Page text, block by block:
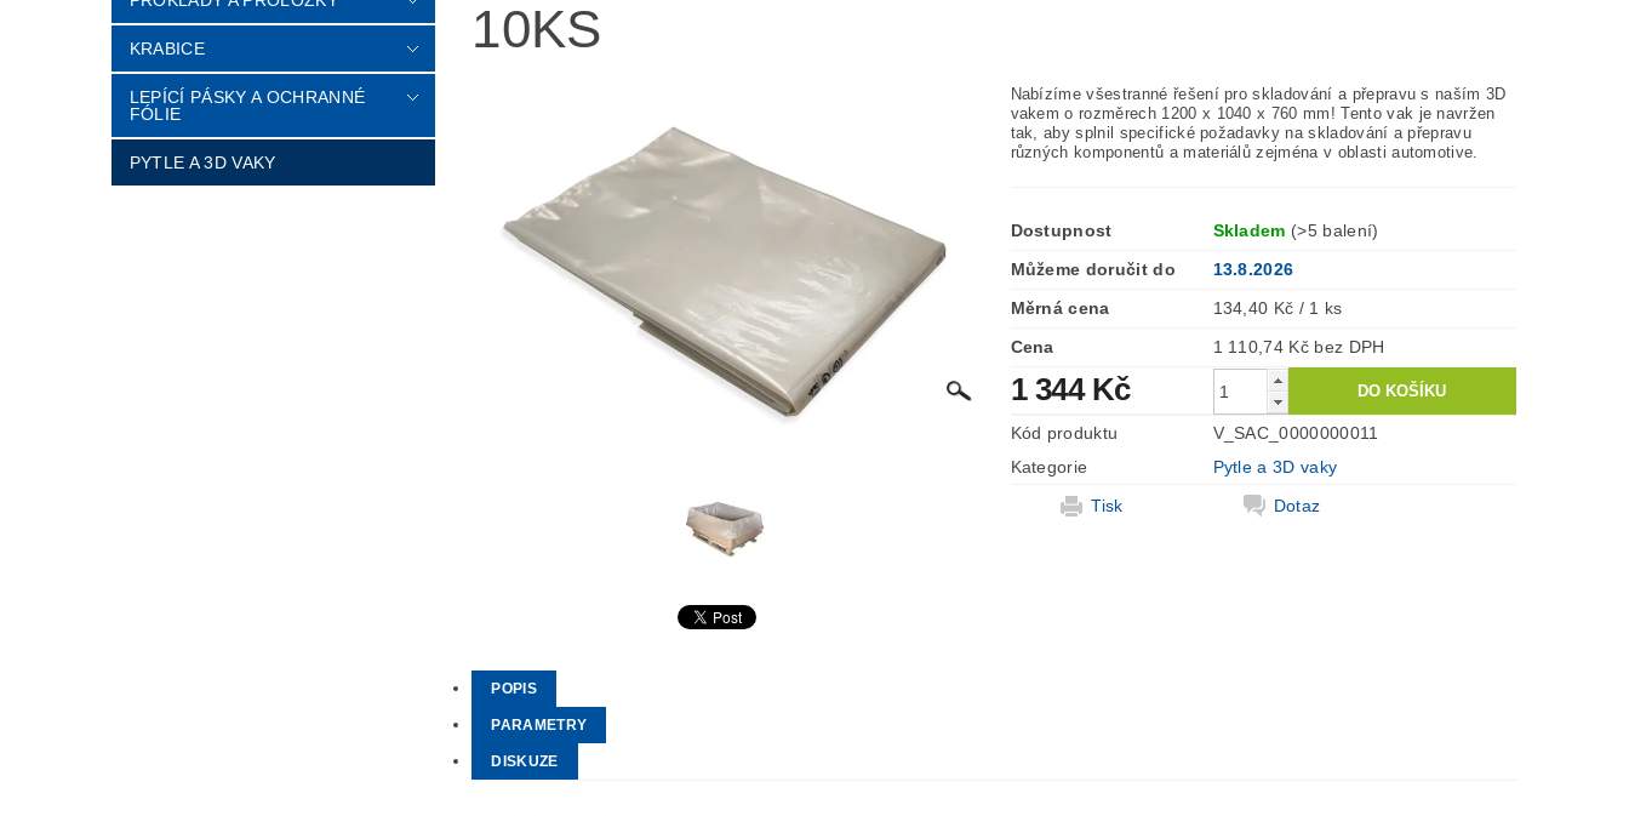
KRABICE
LEPÍCÍ PÁSKY A OCHRANNÉ
FÓLIE
PYTLE A 3D VAKY
10KS
Nabízíme všestranné řešení pro skladování a přepravu s naším 3D
vakem o rozměrech 1200 x 1040 x 760 mm! Tento vak je navržen
tak, aby splnil specifické požadavky na skladování a přepravu
různých komponentů a materiálů zejména v oblasti automotive.
Dostupnost Skladem (>5 balení)
Můžeme doručit do
13.8.2026
Měrná cena
134,40 Kč / 1 ks
Cena
1 110,74 Kč bez DPH
1 344 Kč
Kód produktu
V_SAC_0000000011
Kategorie
Pytle a 3D vaky
Tisk
Dotaz
POPIS
PARAMETRY
DISKUZE